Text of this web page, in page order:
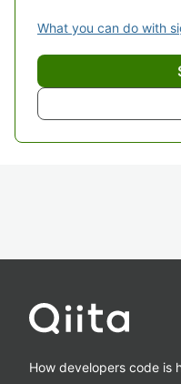
What you can do with
How developers code is